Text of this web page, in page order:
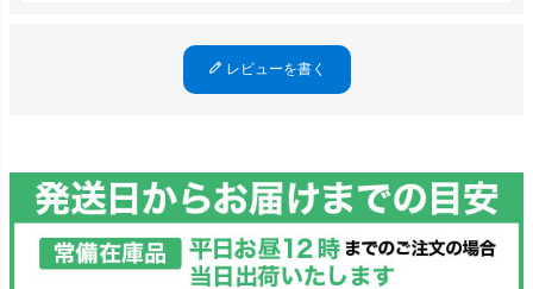
レビューを書く